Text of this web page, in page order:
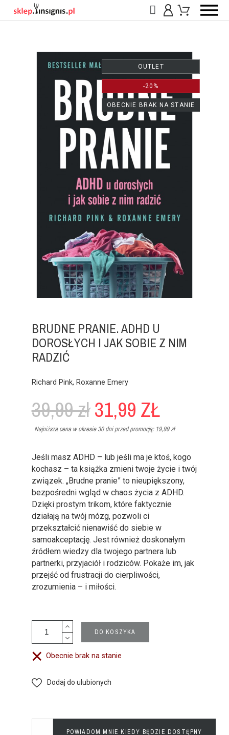
OUTLET
-20%
OBECNIE BRAK NA STANIE
BRUDNE PRANIE. ADHD U
DOROSŁYCH I JAK SOBIE Z NIM
RADZIĆ
Richard Pink, Roxanne Emery
39,99 zł 31,99 ZŁ
Najniższa cena w okresie 30 dni przed promocją:19,99 zł
Jeśli masz ADHD – lub jeśli ma je ktoś, kogo
kochasz – ta książka zmieni twoje życie i twój
związek. „Brudne pranie” to nieupiększony,
bezpośredni wgląd w chaos życia z ADHD.
Dzięki prostym trikom, które faktycznie
działają na twój mózg, pozwoli ci
przekształcić nienawiść do siebie w
samoakceptację. Jest również doskonałym
źródłem wiedzy dla twojego partnera lub
partnerki, przyjaciół i rodziców. Pokaże im, jak
przejść od frustracji do cierpliwości,
zrozumienia – i miłości.
DO KOSZYKA
Obecnie brak na stanie
Dodaj do ulubionych
POWIADOM MNIE KIEDY BĘDZIE DOSTĘPNY